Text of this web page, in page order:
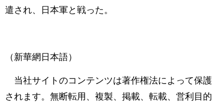
遣され、日本軍と戦った。
（新華網日本語）
当社サイトのコンテンツは著作権法によって保護
されます。無断転用、複製、掲載、転載、営利目的